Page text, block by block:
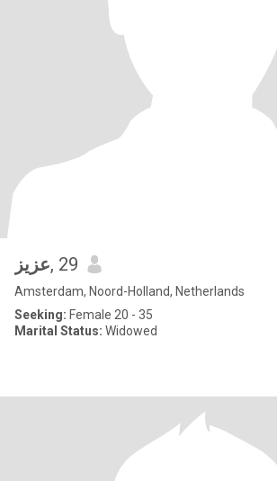
عزيز, 29
Amsterdam, Noord-Holland, Netherlands
Seeking: Female 20 - 35
Marital Status: Widowed